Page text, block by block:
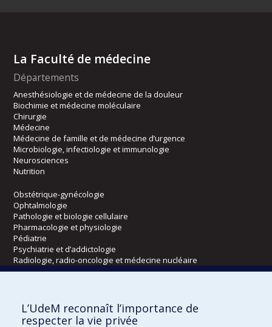
La Faculté de médecine
Départements
Anesthésiologie et de médecine de la douleur
Biochimie et médecine moléculaire
Chirurgie
Médecine
Médecine de famille et de médecine d’urgence
Microbiologie, infectiologie et immunologie
Neurosciences
Nutrition
Obstétrique-gynécologie
Ophtalmologie
Pathologie et biologie cellulaire
Pharmacologie et physiologie
Pédiatrie
Psychiatrie et d’addictologie
Radiologie, radio-oncologie et médecine nucléaire
Écoles
Kinésiologie et des sciences de l’activité physique
L’UdeM reconnaît l’importance de
respecter la vie privée